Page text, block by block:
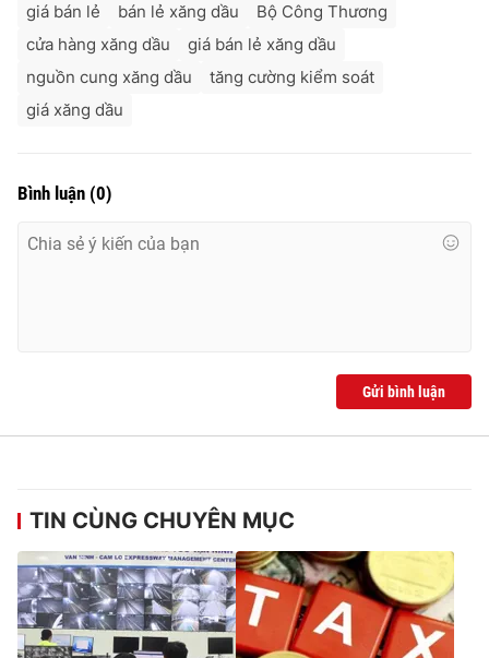
giá bán lẻ
bán lẻ xăng dầu
Bộ Công Thương
cửa hàng xăng dầu
giá bán lẻ xăng dầu
nguồn cung xăng dầu
tăng cường kiểm soát
giá xăng dầu
Bình luận (0)
Gửi bình luận
TIN CÙNG CHUYÊN MỤC